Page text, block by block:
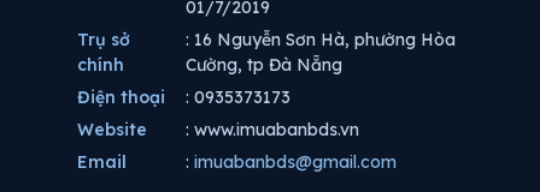
01/7/2019
Trụ sở
chính
: 16 Nguyễn Sơn Hà, phường Hòa
Cường, tp Đà Nẵng
Điện thoại
: 0935373173
Website
: www.imuabanbds.vn
Email
: imuabanbds@gmail.com